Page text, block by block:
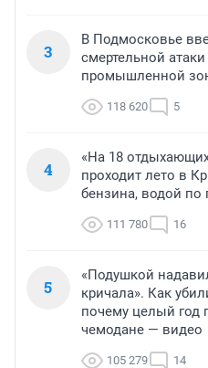
3
В Подмосковье
смертельной
промышленной
118 620 5
4
«На 18
проходит лето в
бензина, водой
111 780 16
5
«Подушкой
кричала». Как
почему целый год
чемодане — видео
105 279 14